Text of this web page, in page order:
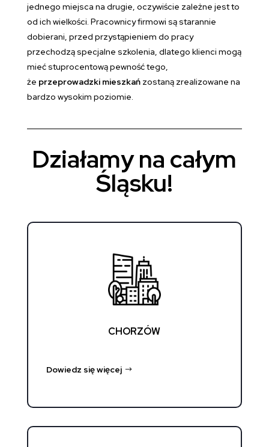
jednego miejsca na drugie, oczywiście zależne jest to
od ich wielkości. Pracownicy firmowi są starannie
dobierani, przed przystąpieniem do pracy
przechodzą specjalne szkolenia, dlatego klienci mogą
mieć stuprocentową pewność tego,
że przeprowadzki mieszkań zostaną zrealizowane na
bardzo wysokim poziomie.
Działamy na całym
Śląsku!
CHORZÓW
Dowiedz się więcej